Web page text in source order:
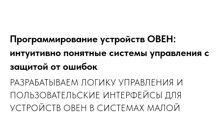
Программирование устройств ОВЕН:
интуитивно понятные системы управления с
защитой от ошибок
РАЗРАБАТЫВАЕМ ЛОГИКУ УПРАВЛЕНИЯ И
ПОЛЬЗОВАТЕЛЬСКИЕ ИНТЕРФЕЙСЫ ДЛЯ
УСТРОЙСТВ ОВЕН В СИСТЕМАХ МАЛОЙ